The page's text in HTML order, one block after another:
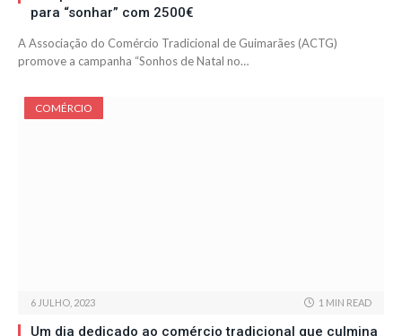
para “sonhar” com 2500€
A Associação do Comércio Tradicional de Guimarães (ACTG)
promove a campanha “Sonhos de Natal no…
COMÉRCIO
6 JULHO, 2023 1 MIN READ
Um dia dedicado ao comércio tradicional que culmina